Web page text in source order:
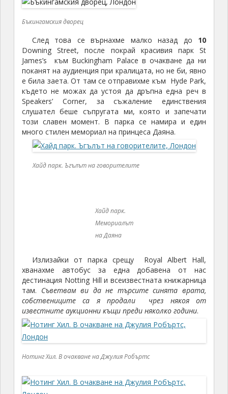
Бъкингамския дворец
След това се върнахме малко назад до 10
Downing Street, после покрай красивия парк St
James’s към Buckingham Palace в очакване да ни
поканят на аудиенция при кралицата, но не би, явно
е била заета. От там се отправихме към Hyde Park,
където не можах да устоя да дръпна една реч в
Speakers’ Corner, за съжаление единствения
слушател беше съпругата ми, която и запечати
този славен момент. В парка се намира и един
много стилен мемориал на принцеса Даяна.
Хайд парк. Ъгълът на говорителите
Хайд парк.
Мемориалът
на Даяна
Излизайки от парка срещу Royal Albert Hall,
хванахме автобус за една добавена от нас
дестинация Notting Hill и всеизвестната книжарница
там. Съветвам ви да не търсите синята врата,
собствениците са я продали чрез някоя от
известните аукционни къщи преди няколко години.
Нотинг Хил. В очакване на Джулия Робъртс